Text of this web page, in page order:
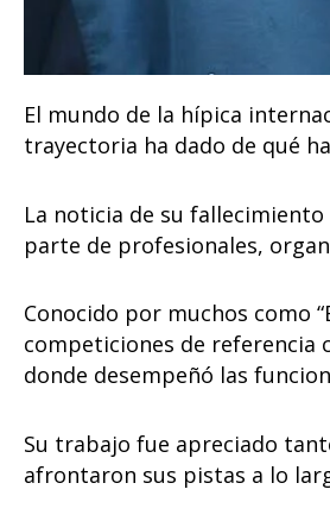
El mundo de la hípica
trayectoria ha dado de qué
La noticia de su
parte de profesionales,
Conocido por muchos como
competiciones de referencia
donde desempeñó las
Su trabajo fue apreciado
afrontaron sus pistas a lo